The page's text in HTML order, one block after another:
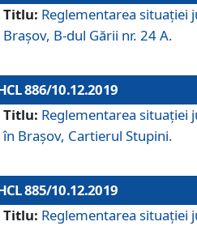
Titlu: Reglementarea situației
Brașov, B-dul Gării nr. 24 A.
886/10.12.2019
Titlu: Reglementarea situaţiei
în Braşov, Cartierul Stupini.
885/10.12.2019
Titlu: Reglementarea situației